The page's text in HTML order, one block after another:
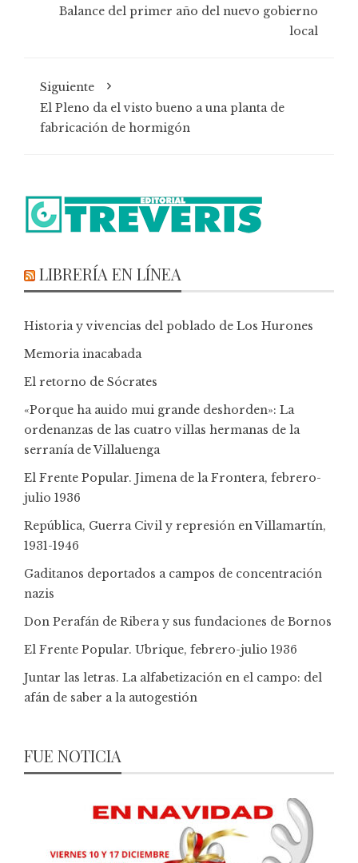
Balance del primer año del nuevo gobierno
local
Siguiente
El Pleno da el visto bueno a una planta de
fabricación de hormigón
LIBRERÍA EN LÍNEA
Historia y vivencias del poblado de Los Hurones
Memoria inacabada
El retorno de Sócrates
«Porque ha auido mui grande deshorden»: La
ordenanzas de las cuatro villas hermanas de la
serranía de Villaluenga
El Frente Popular. Jimena de la Frontera, febrero-
julio 1936
República, Guerra Civil y represión en Villamartín,
1931-1946
Gaditanos deportados a campos de concentración
nazis
Don Perafán de Ribera y sus fundaciones de Bornos
El Frente Popular. Ubrique, febrero-julio 1936
Juntar las letras. La alfabetización en el campo: del
afán de saber a la autogestión
FUE NOTICIA